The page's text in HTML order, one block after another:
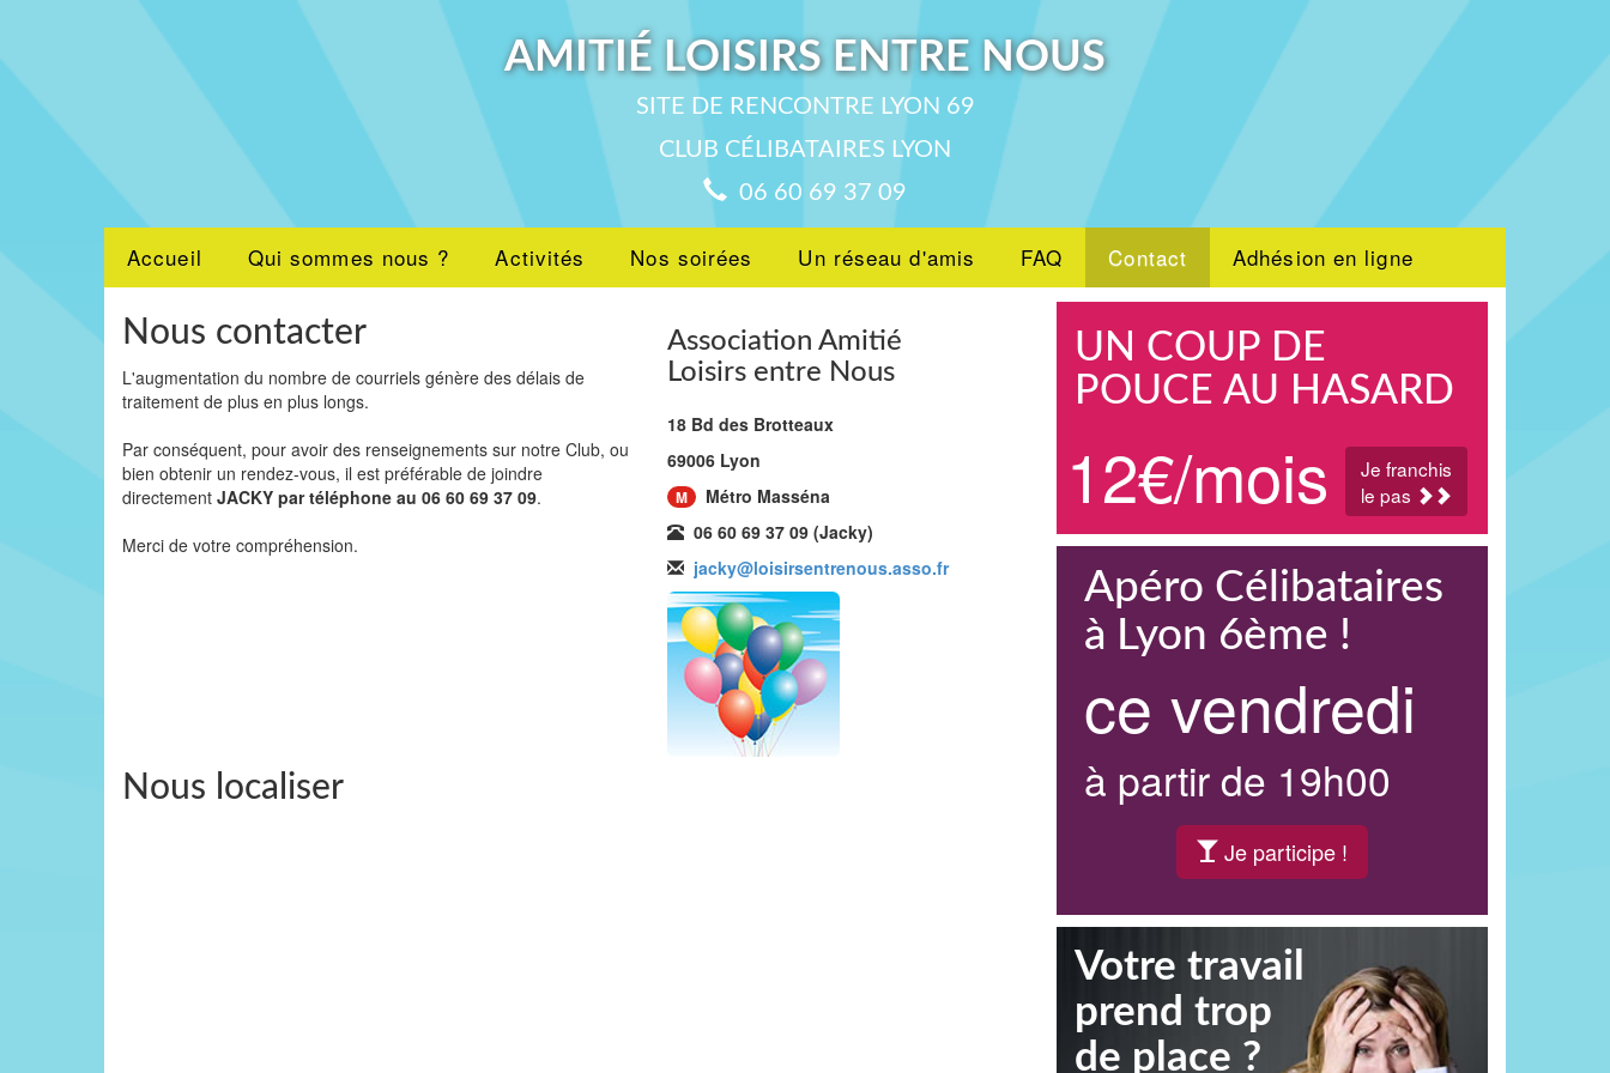
AMITIÉ LOISIRS ENTRE NOUS
SITE DE RENCONTRE LYON 69
CLUB CÉLIBATAIRES LYON
06 60 69 37 09
Accueil Qui sommes nous ? Activités Nos soirées Un réseau d'amis FAQ Contact Adhésion en ligne
Nous contacter
L'augmentation du nombre de courriels génère des délais de
traitement de plus en plus longs.
Par conséquent, pour avoir des renseignements sur notre Club, ou
bien obtenir un rendez-vous, il est préférable de joindre
directement JACKY par téléphone au 06 60 69 37 09.
Merci de votre compréhension.
Association Amitié
Loisirs entre Nous
18 Bd des Brotteaux
69006 Lyon
M
Métro Masséna
06 60 69 37 09 (Jacky)
jacky@loisirsentrenous.asso.fr
Nous localiser
UN COUP DE
POUCE AU HASARD
12€/mois
Je franchis
le pas
Apéro Célibataires
à Lyon 6ème !
ce vendredi
à partir de 19h00
Je participe !
Votre travail
prend trop
de place ?